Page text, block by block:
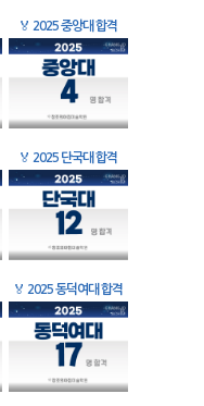
🏅 2025 중앙대 합격
🏅 2025 단국대 합격
🏅 2025 동덕여대 합격